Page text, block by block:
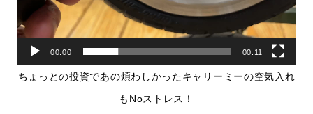
00:00 00:11
ちょっとの投資であの煩わしかったキャリーミーの空気入れ
もNoストレス！